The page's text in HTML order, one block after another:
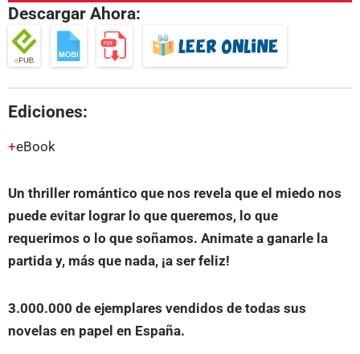
Descargar Ahora:
Ediciones:
eBook
Un thriller romántico que nos revela que el miedo nos
puede evitar lograr lo que queremos, lo que
requerimos o lo que soñamos. Animate a ganarle la
partida y, más que nada, ¡a ser feliz!
3.000.000 de ejemplares vendidos de todas sus
novelas en papel en España.